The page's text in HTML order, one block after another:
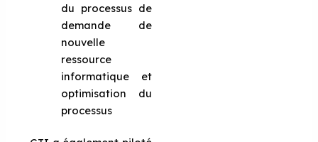
du processus de
demande de
nouvelle
ressource
informatique et
optimisation du
processus